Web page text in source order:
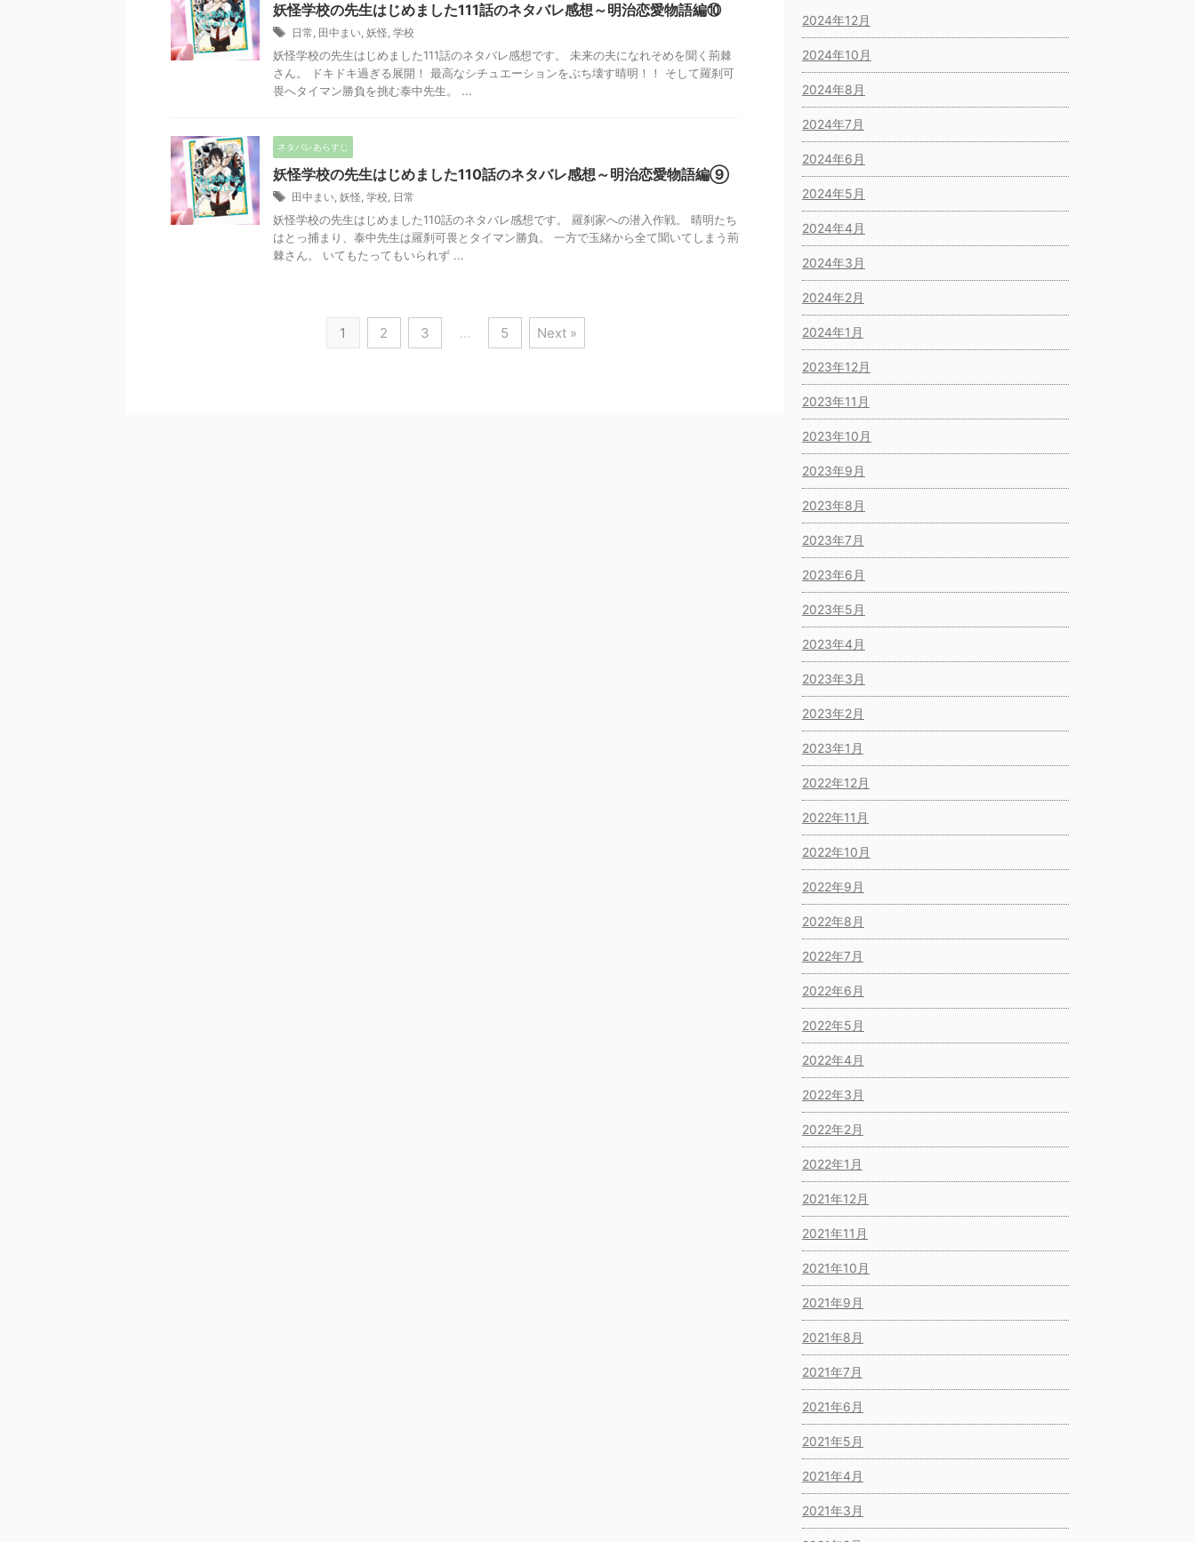
妖怪学校の先生はじめました111話のネタバレ感想～明治恋愛物語編⑩
日常, 田中まい, 妖怪, 学校
妖怪学校の先生はじめました111話のネタバレ感想です。 未来の夫になれそめを聞く荊棘
さん。 ドキドキ過ぎる展開！ 最高なシチュエーションをぶち壊す晴明！！ そして羅刹可
畏へタイマン勝負を挑む泰中先生。 ...
ネタバレあらすじ
妖怪学校の先生はじめました110話のネタバレ感想～明治恋愛物語編⑨
田中まい, 妖怪, 学校, 日常
妖怪学校の先生はじめました110話のネタバレ感想です。 羅刹家への潜入作戦。 晴明たち
はとっ捕まり、泰中先生は羅刹可畏とタイマン勝負。 一方で玉緒から全て聞いてしまう荊
棘さん。 いてもたってもいられず ...
1 2 3 … 5 Next »
2024年12月
2024年10月
2024年8月
2024年7月
2024年6月
2024年5月
2024年4月
2024年3月
2024年2月
2024年1月
2023年12月
2023年11月
2023年10月
2023年9月
2023年8月
2023年7月
2023年6月
2023年5月
2023年4月
2023年3月
2023年2月
2023年1月
2022年12月
2022年11月
2022年10月
2022年9月
2022年8月
2022年7月
2022年6月
2022年5月
2022年4月
2022年3月
2022年2月
2022年1月
2021年12月
2021年11月
2021年10月
2021年9月
2021年8月
2021年7月
2021年6月
2021年5月
2021年4月
2021年3月